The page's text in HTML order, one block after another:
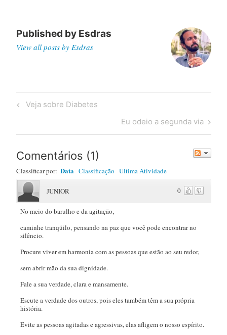
Published by Esdras
View all posts by Esdras
Post
Previous
Veja sobre Diabetes
Next
Post
Eu odeio a segunda via
Comentários (1)
Classificar por: Data Classificação Última Atividade
0
JUNIOR
No meio do barulho e da agitação,
caminhe tranqüilo, pensando na paz que você pode encontrar no
silêncio.
Procure viver em harmonia com as pessoas que estão ao seu redor,
sem abrir mão da sua dignidade.
Fale a sua verdade, clara e mansamente.
Escute a verdade dos outros, pois eles também têm a sua própria
história.
Evite as pessoas agitadas e agressivas, elas afligem o nosso espírito.